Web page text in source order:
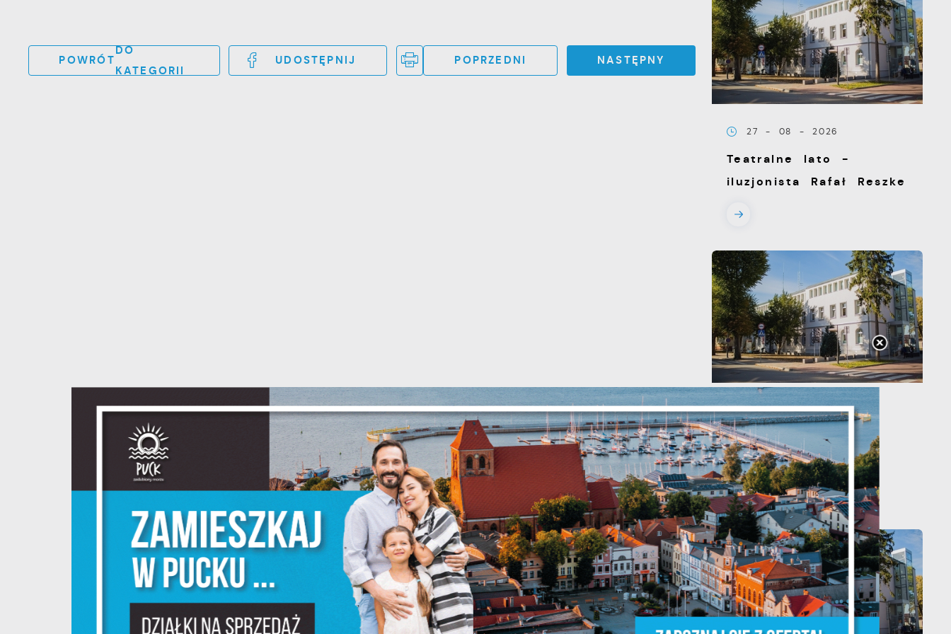
POWRÓT
DO
KATEGORII
UDOSTĘPNIJ POPRZEDNI NASTĘPNY
27 - 08 - 2026
Teatralne lato -
iluzjonista Rafał Reszke
20 - 08 - 2026
Teatralne lato -
Zdrowo i kolorowo
Ustawienia
Szanujemy Twoją prywatność. Możesz zmienić ustawienia
cookies lub zaakceptować je wszystkie. W dowolnym
momencie możesz dokonać zmiany swoich ustawień.
Niezbędne
Niezbędne pliki cookies służą do prawidłowego
funkcjonowania strony internetowej i umożliwiają Ci
komfortowe korzystanie z oferowanych przez nas usług.
Pliki cookies odpowiadają na podejmowane przez Ciebie